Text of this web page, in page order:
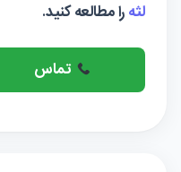
لثه را مطالعه کنید.
تماس